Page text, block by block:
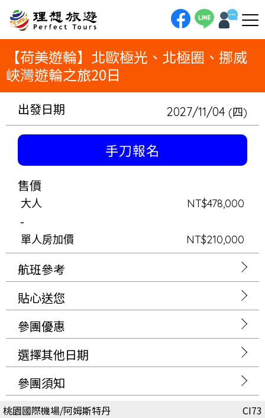
之旅。在全陽台艙的舒適中，等待歐若拉女神的降臨，實現一生一次的極光夢想。
【荷美遊輪】北歐極光、北極圈、挪威
峽灣遊輪之旅20日
出發日期 2027/11/04 (四)
手刀報名
售價
大人 NT$478,000
-
單人房加價 NT$210,000
航班參考
貼心送您
參團優惠
選擇其他日期
參團須知
桃園國際機場/阿姆斯特丹
CI73